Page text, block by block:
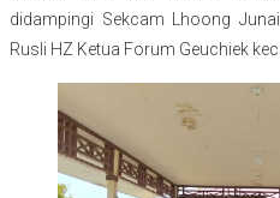
didampingi Sekcam Lhoong
Rusli HZ Ketua Forum Geuchiek